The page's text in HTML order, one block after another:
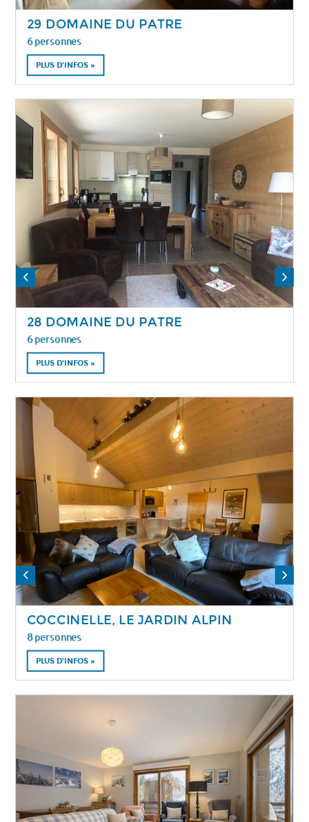
29 DOMAINE DU PATRE
6 personnes
PLUS D'INFOS »
28 DOMAINE DU PATRE
6 personnes
PLUS D'INFOS »
COCCINELLE, LE JARDIN ALPIN
8 personnes
PLUS D'INFOS »